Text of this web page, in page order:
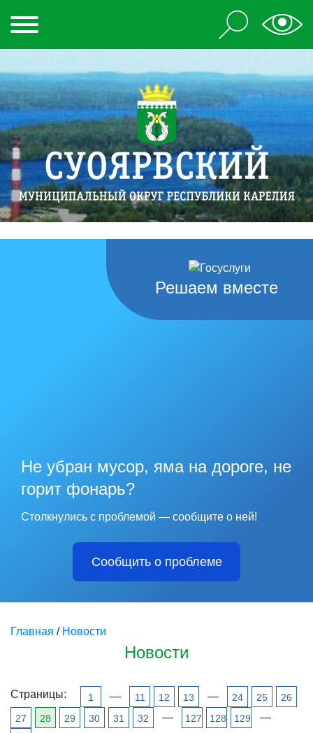
Решаем вместе
Не убран мусор, яма на дороге, не
горит фонарь?
Столкнулись с проблемой — сообщите о ней!
Сообщить о проблеме
Главная / Новости
Новости
Страницы: 1 — 11 12 13 — 24 25
26
27
28 29 30 31 32 — 127 128 129 —